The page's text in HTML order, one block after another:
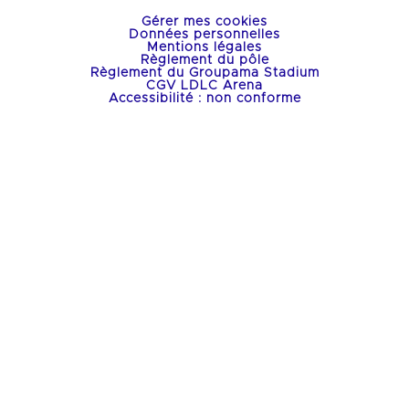
Gérer mes cookies
Données personnelles
Mentions légales
Règlement du pôle
Règlement du Groupama Stadium
CGV LDLC Arena
Accessibilité : non conforme